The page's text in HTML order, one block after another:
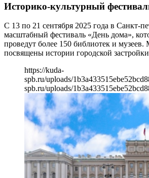
Историко-культурный
С 13 по 21 сентября 2025 года в Санкт-
масштабный фестиваль «День дома»,
проведут более 150 библиотек и музеев.
посвящены истории городской
https://kuda-
spb.ru/uploads/
spb.ru/uploads/